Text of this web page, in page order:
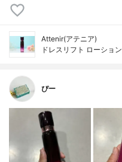
Attenir(アテニア)
ドレスリフト ローション
ぴー